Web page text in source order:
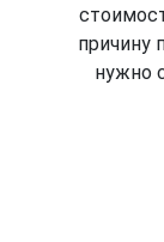
причину
нужно